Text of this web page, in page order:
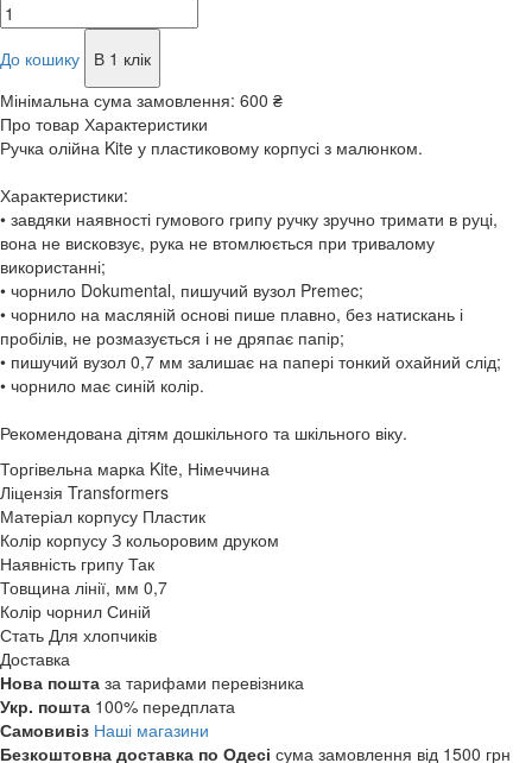
До кошику
В 1 клік
Мінімальна сума замовлення: 600 ₴
Про товар Характеристики
Ручка олійна Kite у пластиковому корпусі з малюнком.
Характеристики:
• завдяки наявності гумового грипу ручку зручно тримати в руці,
вона не висковзує, рука не втомлюється при тривалому
використанні;
• чорнило Dokumental, пишучий вузол Premec;
• чорнило на масляній основі пише плавно, без натискань і
пробілів, не розмазується і не дряпає папір;
• пишучий вузол 0,7 мм залишає на папері тонкий охайний слід;
• чорнило має синій колір.
Рекомендована дітям дошкільного та шкільного віку.
Торгівельна марка Kite, Німеччина
Ліцензія Transformers
Матеріал корпусу Пластик
Колір корпусу З кольоровим друком
Наявність грипу Так
Товщина лінії, мм 0,7
Колір чорнил Синій
Стать Для хлопчиків
Доставка
Нова пошта за тарифами перевізника
Укр. пошта 100% передплата
Самовивіз Наші магазини
Безкоштовна доставка по Одесі сума замовлення від 1500 грн